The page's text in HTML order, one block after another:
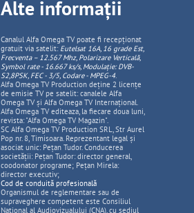
Alte informații
Canalul Alfa Omega TV poate fi recepționat
gratuit via satelit: Eutelsat 16A, 16 grade Est,
Frecventa – 12.567 Mhz, PolarizareVerticală,
Symbol rate - 16.667 ks/s, Modulație: DVB-
S2,8PSK, FEC - 3/5, Codare - MPEG-4.
Alfa Omega TV Production deține 2 licențe
de emisie TV pe satelit: canalele Alfa
Omega TV și Alfa Omega TV Internațional.
Alfa Omega TV editeaza, la fiecare doua luni,
revista: "Alfa Omega TV Magazin".
SC Alfa Omega TV Production SRL, Str Aurel
Pop nr. 8, Timisoara. Reprezentant legal și
asociat unic: Pețan Tudor. Conducerea
societății: Pețan Tudor: director general,
coodonator programe; Pețan Mirela:
director executiv;
Cod de conduită profesională
Organismul de reglementare sau de
supraveghere competent este Consiliul
National al Audiovizualului (CNA), cu sediul